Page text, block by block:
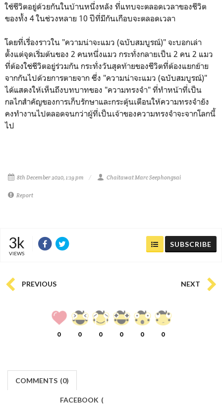
ใช้ชีวิตอยู่ด้วยกันในบ้านหนึ่งหลัง ที่แทบจะตลอดเวลาของชีวิต
ของทั้ง 4 ในช่วงหลาย 10 ปีที่มีกันเกือบจะตลอดเวลา
โดยที่เรื่องราวใน "ความน่าจะแมว (ฉบับสมบูรณ์)" จะบอกเล่า
ตั้งแต่จุดเริ่มต้นของ 2 คนหนึ่งแมว กระทั่งกลายเป็น 2 คน 2 แมว
ที่ต้องใช่ชีวิตอยู่ร่วมกัน กระทั่งวันสุดท้ายของชีวิตที่ต้องแยกย้าย
จากกันไปด้วยการตายจาก ซึ่ง "ความน่าจะแมว (ฉบับสมบูรณ์)"
ได้แสดงให้เห็นถึงบทบาทของ "ความทรงจำ" ที่ทำหน้าที่เป็น
กลไกสำคัญของการเก็บรักษาและกระตุ้นเตือนให้ความทรงจำยัง
คงทำงานไปตลอดจนกว่าผู้ที่เป็นเจ้าของความทรงจำจะจากโลกนี้
ไป
8th December 2020, 1:19 pm Chaitawat Marc Seephongsai
Report
3k
VIEWS
SUBSCRIBE
PREVIOUS NEXT
0 0 0 0 0 0
COMMENTS (0)
FACEBOOK (